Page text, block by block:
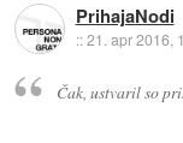
PrihajaNodi
::21. apr 2016,
Čak, ustvaril so